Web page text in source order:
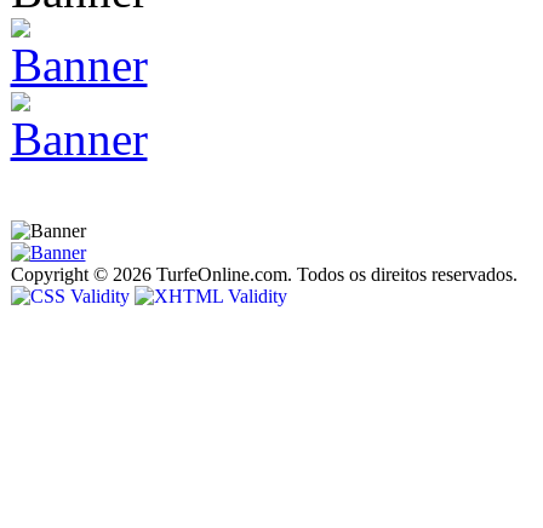
Copyright © 2026 TurfeOnline.com. Todos os direitos reservados.